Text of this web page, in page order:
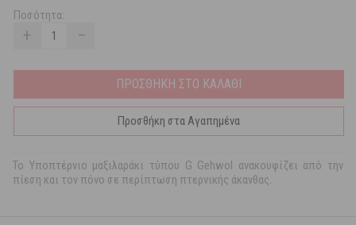
Ποσότητα:
+ −
ΠΡΟΣΘΗΚΗ ΣΤΟ ΚΑΛΑΘΙ
Προσθήκη στα Αγαπημένα
Το Υποπτέρνιο μαξιλαράκι τύπου G Gehwol ανακουφίζει από την
πίεση και τον πόνο σε περίπτωση πτερνικής άκανθας.